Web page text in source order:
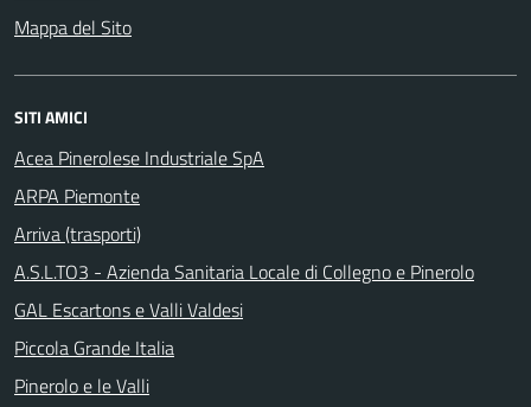
Mappa del Sito
SITI AMICI
Acea Pinerolese Industriale SpA
ARPA Piemonte
Arriva (trasporti)
A.S.L.TO3 - Azienda Sanitaria Locale di Collegno e Pinerolo
GAL Escartons e Valli Valdesi
Piccola Grande Italia
Pinerolo e le Valli